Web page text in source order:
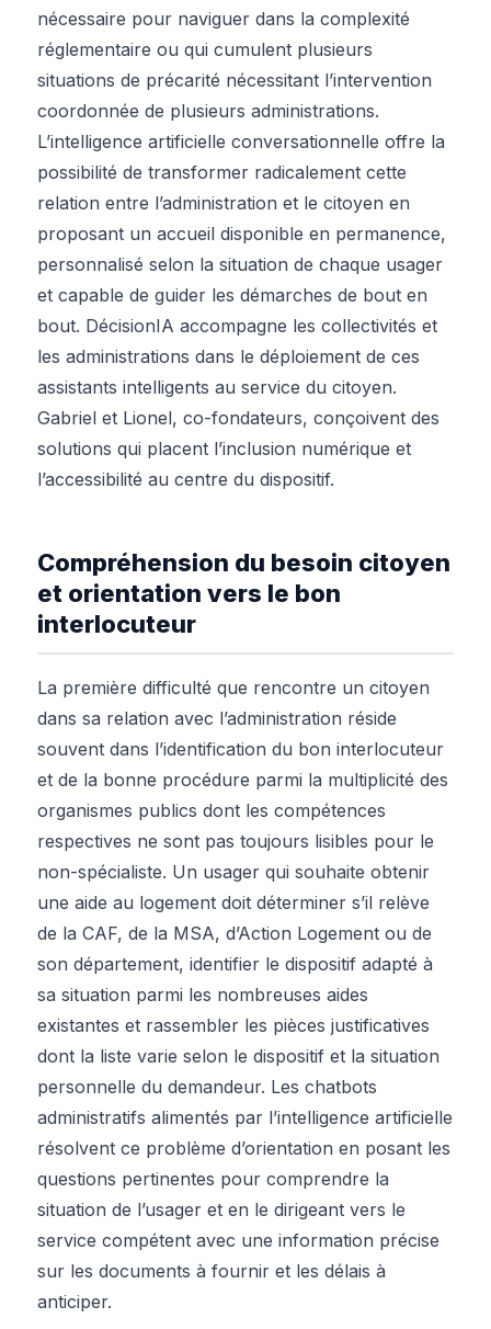
nécessaire pour naviguer dans la complexité
réglementaire ou qui cumulent plusieurs
situations de précarité nécessitant l’intervention
coordonnée de plusieurs administrations.
L’intelligence artificielle conversationnelle offre la
possibilité de transformer radicalement cette
relation entre l’administration et le citoyen en
proposant un accueil disponible en permanence,
personnalisé selon la situation de chaque usager
et capable de guider les démarches de bout en
bout. DécisionIA accompagne les collectivités et
les administrations dans le déploiement de ces
assistants intelligents au service du citoyen.
Gabriel et Lionel, co-fondateurs, conçoivent des
solutions qui placent l’inclusion numérique et
l’accessibilité au centre du dispositif.
Compréhension du besoin citoyen
et orientation vers le bon
interlocuteur
La première difficulté que rencontre un citoyen
dans sa relation avec l’administration réside
souvent dans l’identification du bon interlocuteur
et de la bonne procédure parmi la multiplicité des
organismes publics dont les compétences
respectives ne sont pas toujours lisibles pour le
non-spécialiste. Un usager qui souhaite obtenir
une aide au logement doit déterminer s’il relève
de la CAF, de la MSA, d’Action Logement ou de
son département, identifier le dispositif adapté à
sa situation parmi les nombreuses aides
existantes et rassembler les pièces justificatives
dont la liste varie selon le dispositif et la situation
personnelle du demandeur. Les chatbots
administratifs alimentés par l’intelligence artificielle
résolvent ce problème d’orientation en posant les
questions pertinentes pour comprendre la
situation de l’usager et en le dirigeant vers le
service compétent avec une information précise
sur les documents à fournir et les délais à
anticiper.